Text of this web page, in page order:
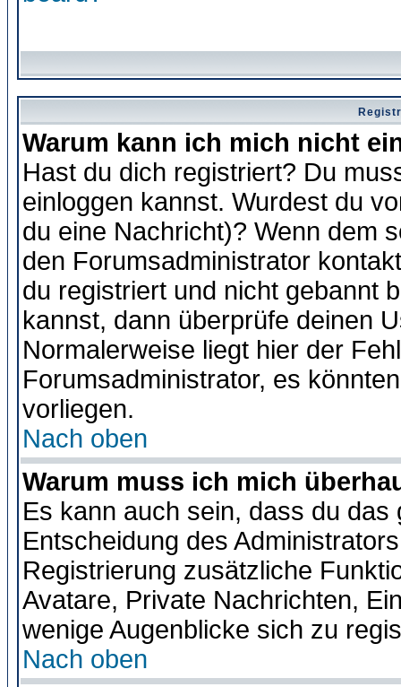
Warum kann ich mich nicht
Hast du dich registriert? Du
einloggen kannst. Wurdest du
du eine Nachricht)? Wenn dem
den Forumsadministrator
du registriert und nicht gebannt
kannst, dann überprüfe deinen
Normalerweise liegt hier der
Forumsadministrator, es
vorliegen.
Nach oben
Warum muss ich mich
Es kann auch sein, dass du
Entscheidung des
Registrierung zusätzliche
Avatare, Private Nachrichten,
wenige Augenblicke sich zu
Nach oben